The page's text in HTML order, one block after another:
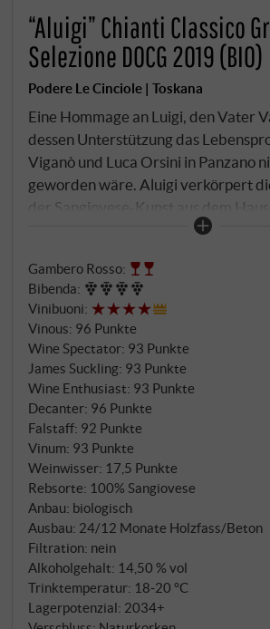
“Aluigi” Chianti Classico
Selezione DOCG 2019 (BIO)
Podere Le Cinciole | Toskana
Eine Hommage an Luigi, den Vater
dessen Unterstützung das
Viganò und Luca Orsini in Panzano
geworden wäre. Aluigi verkörpert
der Sangiovese-Kunst aus dem
nur 4.000 Flaschen entstehen
stammt aus biologisch
auf 440 Metern Höhe, wo
Rebstöcke auf den
Böden über Sandstein wurzeln. Die
dichte Bepflanzung von 9.000
Hektar und das kühle Höhenklima
Wein seine charakteristische Eleganz
Komplexität. Die Vinifikation folgt
ursprünglichen Prinzipien des
sorgfältige Selektion der Trauben,
mit wilden Hefen in Zementtanks
Nach der malolaktischen Gärung
Monate in französischen
Hektolitern, gefolgt von einem
Beton und zwölf Monaten
Gambero Rosso:
Bibenda:
Vinibuoni:
Vinous: 96 Punkte
Wine Spectator: 93 Punkte
James Suckling: 93 Punkte
Wine Enthusiast: 93 Punkte
Decanter: 96 Punkte
Falstaff: 92 Punkte
Vinum: 93 Punkte
Weinwisser: 17,5 Punkte
Rebsorte: 100% Sangiovese
Anbau: biologisch
Ausbau: 24/12 Monate Holzfass/Beton
Filtration: nein
Alkoholgehalt: 14,50 % vol
Trinktemperatur: 18‑20 °C
Lagerpotenzial: 2034+